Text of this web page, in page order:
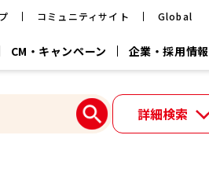
コミュニティサイト Global
CM・キャンペーン 企業・採用情報
楽チン鍋®
詳細検索